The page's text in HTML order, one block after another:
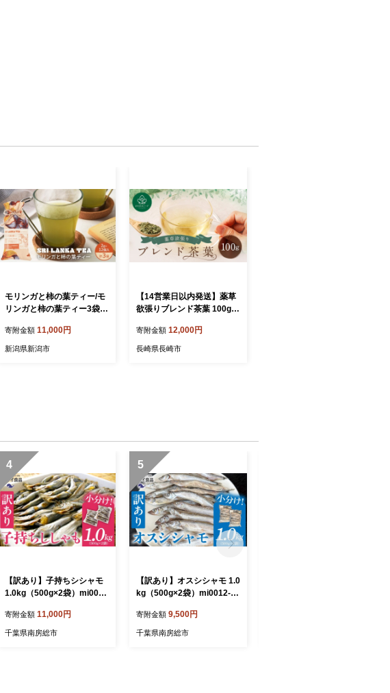
モリンガと柿の葉ティー/モ
リンガと柿の葉ティー3袋セ
ー モリンガ 柿の葉 ティー
バッグ 茶葉 食べられる 爽
寄附金額 11,000円
新潟県新潟市
【14営業日以内発送】薬草
欲張りブレンド茶葉 100g
の葉 柿の葉 ビワの葉 レモ
ングラス 国産 長崎県 長崎
寄附金額 12,000円
長崎県長崎市
4
【訳あり】子持ちシシャモ
1.0kg（500g×2袋）mi0012
シシャモ 天ぷら フライ 焼
魚 おかず 惣菜 】
寄附金額 11,000円
千葉県南房総市
5
【訳あり】オスシシャモ 1.0
kg（500g×2袋）mi0012-01
フトししゃも 魚介 海産物】
寄附金額 9,500円
千葉県南房総市